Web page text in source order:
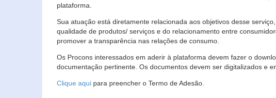
plataforma.
Sua atuação está diretamente relacionada aos objetivos desse
qualidade de produtos/ serviços e do relacionamento entre
promover a transparência nas relações de consumo.
Os Procons interessados em aderir à plataforma devem fazer o
documentação pertinente. Os documentos devem ser digitalizados e
Clique aqui para preencher o Termo de Adesão.